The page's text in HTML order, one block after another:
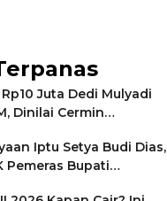
Juta Dedi Mulyadi
Dinilai Cermin
Jamin Keamanan
Iptu Setya Budi Dias,
Pemeras Bupati